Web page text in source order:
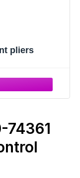
pliers
74361